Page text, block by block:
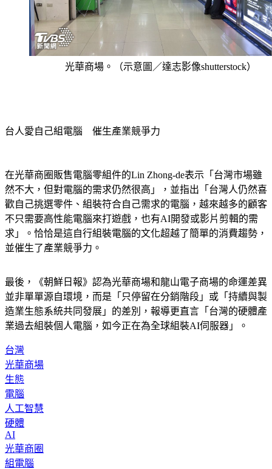
光華商場。（示意圖／達志影像shutterstock）
台人愛自己組電腦　催生產業競爭力
在光華商圈販售電腦零組件的Lin Zhong-de表示「台灣市場雖
然不大，但對電腦的需求仍然很高」，並指出「台灣人仍然喜
歡自己挑選零件、組裝符合自己需求的電腦，越來越多的顧客
不只需要高性能電腦來打遊戲，也有AI開發或影片剪輯的需
求」。恰恰是這自行組裝電腦的文化超越了簡單的消費趨勢，
並催生了產業競爭力。
最後，《朝鮮日報》認為光華商場和龍山電子商場的命運差異
並非單單源自環境，而是「只停留在分銷階段」或「持續與製
造業生態系統共同發展」的差別，報導更直言「台灣的硬體產
業過去組裝個人電腦，如今正在為全球組裝AI伺服器」。
台灣
光華商場
生態
電腦
人工智慧
硬體
AI
光華商圈
組電腦